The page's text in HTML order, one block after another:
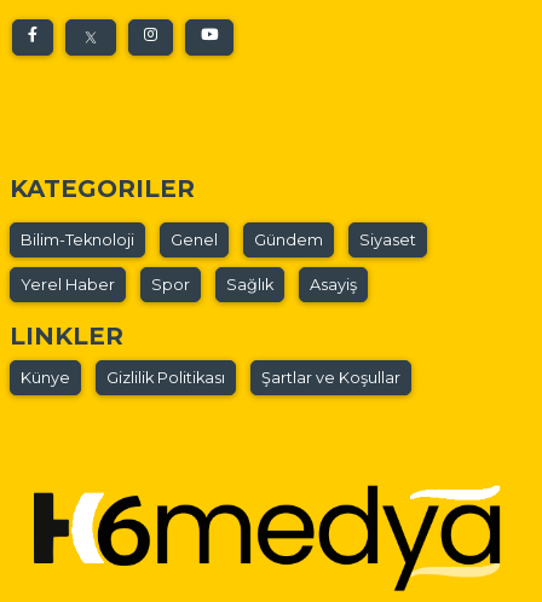
KATEGORILER
Bilim-Teknoloji Genel Gündem Siyaset
Yerel Haber Spor Sağlık Asayiş
LINKLER
Künye Gizlilik Politikası Şartlar ve Koşullar